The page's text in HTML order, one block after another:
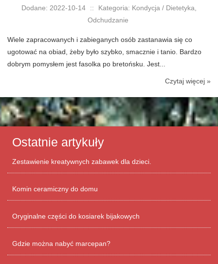
Dodane: 2022-10-14 ::
Kategoria: Kondycja / Dietetyka,
Odchudzanie
Wiele zapracowanych i zabieganych osób zastanawia się co
ugotować na obiad, żeby było szybko, smacznie i tanio. Bardzo
dobrym pomysłem jest fasolka po bretońsku. Jest...
Czytaj więcej »
Ostatnie artykuły
Zestawienie kreatywnych zabawek dla dzieci.
Komin ceramiczny do domu
Oryginalne części do kosiarek bijakowych
Gdzie można nabyć marcepan?